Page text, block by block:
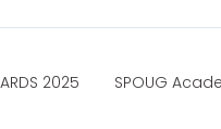
2025 SPOUG